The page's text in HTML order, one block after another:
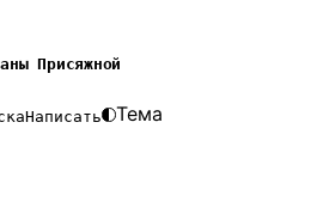
Присяжной
Написать Тема